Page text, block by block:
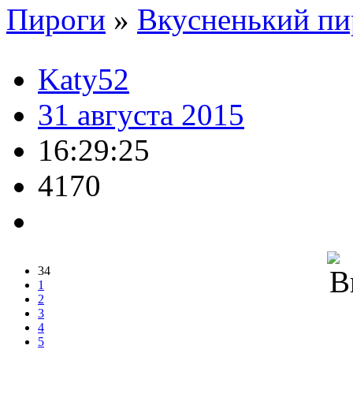
Пироги » Вкусненький
Katy52
31 августа 2015
16:29:25
4170
34
1
2
3
4
5